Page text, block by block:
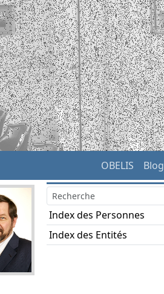
OBELIS Blog
Index des Personnes
Index des Entités